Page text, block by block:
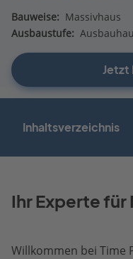
Bauweise: Massivhaus
Ausbaustufe:
Jetzt
Inhaltsverzeichnis
Ihr Experte für
Willkommen bei Time